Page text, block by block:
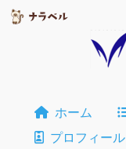
ホーム
プロフィール